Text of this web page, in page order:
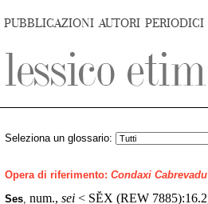
PUBBLICAZIONI AUTORI PERIODICI
Seleziona un glossario:
Opera di riferimento: Condaxi Cabrevadu
Ses num., sei < SĔX (REW